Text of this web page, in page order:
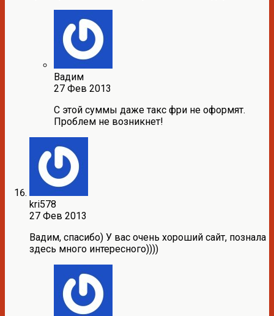
Вадим
27 Фев 2013
С этой суммы даже такс фри не оформят.
Проблем не возникнет!
kri578
27 Фев 2013
Вадим, спасибо) У вас очень хороший сайт, познала
здесь много интересного))))